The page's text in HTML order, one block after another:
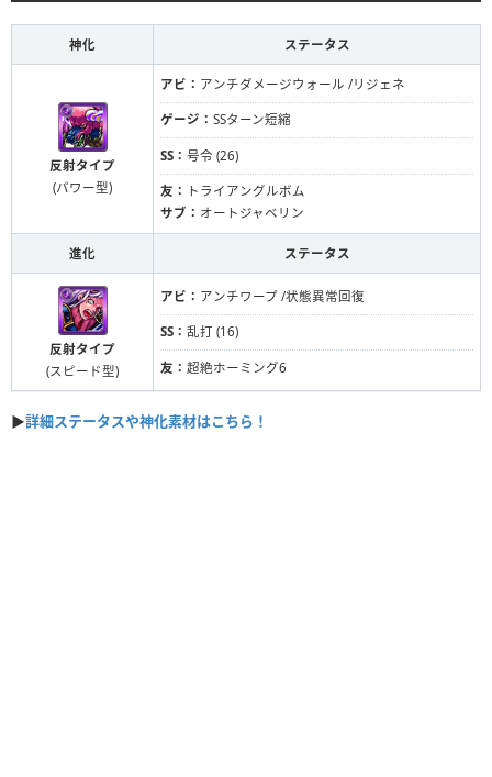
神化 ステータス
反射タイプ
(パワー型)
アビ： アンチダメージウォール /リジェネ
ゲージ： SSターン短縮
SS： 号令 (26)
友： トライアングルボム
サブ： オートジャベリン
進化 ステータス
反射タイプ
(スピード型)
アビ： アンチワープ /状態異常回復
SS： 乱打 (16)
友： 超絶ホーミング6
▶詳細ステータスや神化素材はこちら！